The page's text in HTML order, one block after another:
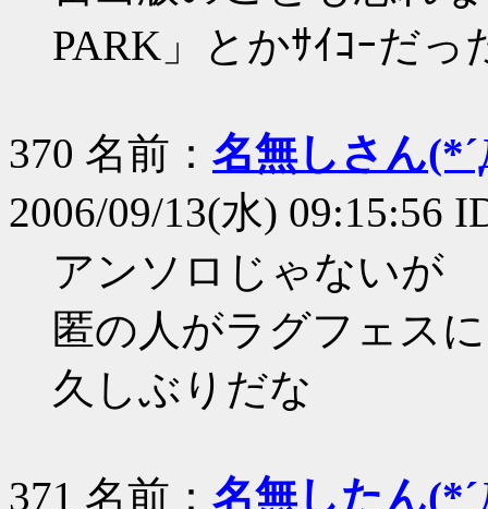
PARK」とかｻｲｺｰだ
370 名前： 名無しさん
2006/09/13(水) 09:15:56
アンソロじゃないが
匿の人がラグフェス
久しぶりだな
371 名前： 名無したん